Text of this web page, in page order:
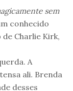
sem
conhecido
Charlie Kirk,
A
ali. Brenda
desses